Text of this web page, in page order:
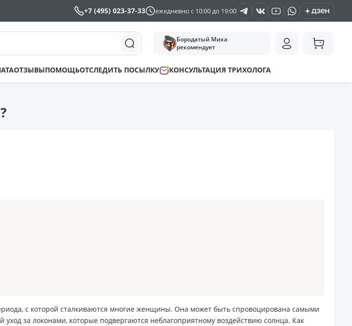
+7 (495) 023-37-33 ежедневно с 10:00 до 19:00
Бородатый Миха
рекомендует
ОТЗЫВЫПОМОЩЬОТСЛЕДИТЬ ПОСЫЛКУ КОНСУЛЬТАЦИЯ ТРИХОЛОГА
с которой сталкиваются многие женщины. Она может быть спровоцирована самыми
за локонами, которые подвергаются неблагоприятному воздействию солнца. Как